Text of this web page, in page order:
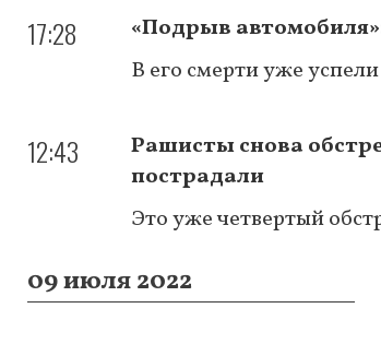
17:28
«Подрыв
В его смерти уже
12:43
Рашисты снова
пострадали
Это уже четвертый
09 июля 2022